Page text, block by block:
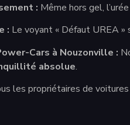
: Même hors gel,
: Le voyant « Défaut UREA »
Cars à Nouzonville :
absolue.
les propriétaires de